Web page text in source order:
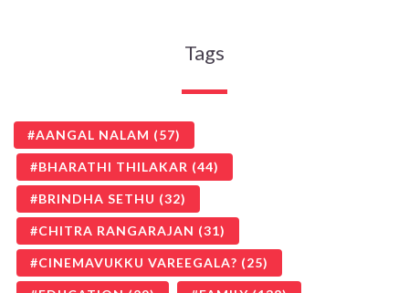
Tags
AANGAL NALAM (57)
BHARATHI THILAKAR (44)
BRINDHA SETHU (32)
CHITRA RANGARAJAN (31)
CINEMAVUKKU VAREEGALA? (25)